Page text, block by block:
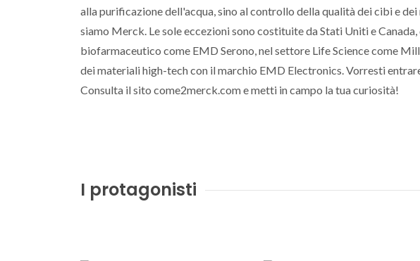
alla purificazione dell'acqua, sino al controllo della qualità dei cibi e
siamo Merck. Le sole eccezioni sono costituite da Stati Uniti e
biofarmaceutico come EMD Serono, nel settore Life Science come
dei materiali high-tech con il marchio EMD Electronics. Vorresti
Consulta il sito come2merck.com e metti in campo la tua curiosità!
I protagonisti